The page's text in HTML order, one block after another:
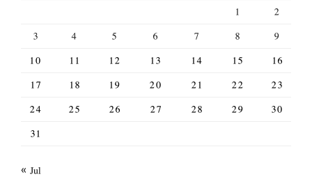
1
2
3
4 5 6 7 8
9
10
11 12 13 14 15
16
17
18 19 20 21 22
23
24
25 26 27 28 29
30
31
« Jul